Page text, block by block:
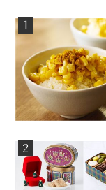
1
2